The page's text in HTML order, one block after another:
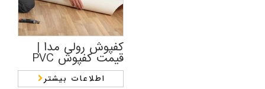
کفپوش رولی مدا |
قیمت کفپوش PVC
اطلاعات بیشتر